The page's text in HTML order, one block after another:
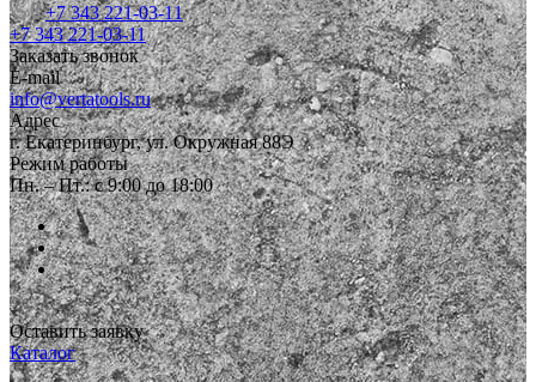
+7 343 221-03-11
+7 343 221-03-11
Заказать звонок
E-mail
info@vertatools.ru
Адрес
г. Екатеринбург, ул. Окружная 88Э
Режим работы
Пн. – Пт.: с 9:00 до 18:00
Оставить заявку
Каталог